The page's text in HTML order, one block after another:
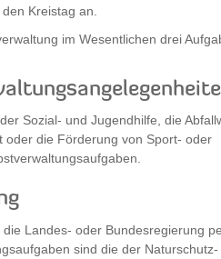
Kreistag an.
im Wesentlichen drei
Sozial- und Jugendhilfe, die
oder die Förderung von Sport- oder
Landes- oder Bundesregierung
sind die der Naturschutz-